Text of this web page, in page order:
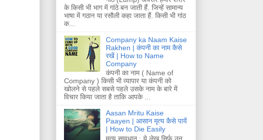
के किसी भी भाग में गांठे बन जाती हैं. जिन्हें सामान्य
भाषा में गठान या रसौली कहा जाता हैं. किसी भी गांठ
क...
Company ka Naam Kaise
Rakhen | कंपनी का नाम कैसे
रखें | How to Name
Company
कंपनी का नाम ( Name of
Company ) किसी भी व्यापार या कंपनी को
खोलने से पहले सबसे पहले उसके नाम के बारे में
विचार किया जाता है ताकि आपके ...
Aasan Mritu Kaise
Paayen | आसान मृत्य कैसे पायें
| How to Die Easily